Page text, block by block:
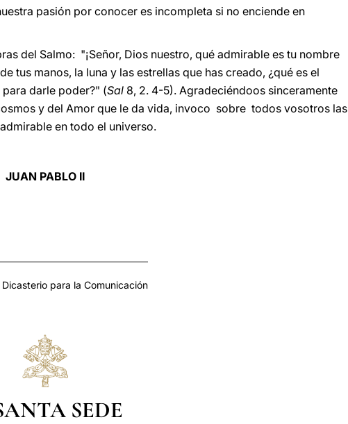
pasión por conocer es incompleta si no enciende en
del Salmo: "¡Señor, Dios nuestro, qué admirable es tu nombre
tus manos, la luna y las estrellas que has creado, ¿qué es el
darle poder?" (Sal 8, 2. 4-5). Agradeciéndoos sinceramente
y del Amor que le da vida, invoco sobre todos vosotros las
en todo el universo.
JUAN PABLO II
para la Comunicación
SEDE